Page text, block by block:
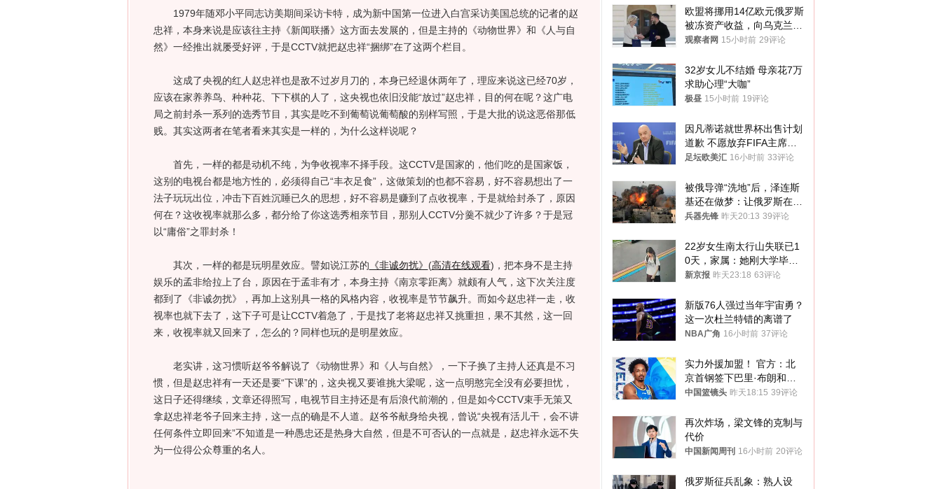
1979年随邓小平同志访美期间采访卡特，成为新中国第一位进入白宫采访美国总统的记者的赵
忠祥，本身来说是应该往主持《新闻联播》这方面去发展的，但是主持的《动物世界》和《人与自
然》一经推出就屡受好评，于是CCTV就把赵忠祥“捆绑”在了这两个栏目。
这成了央视的红人赵忠祥也是敌不过岁月刀的，本身已经退休两年了，理应来说这已经70岁，
应该在家养养鸟、种种花、下下棋的人了，这央视也依旧没能“放过”赵忠祥，目的何在呢？这广电
局之前封杀一系列的选秀节目，其实是吃不到葡萄说葡萄酸的别样写照，于是大批的说这恶俗那低
贱。其实这两者在笔者看来其实是一样的，为什么这样说呢？
首先，一样的都是动机不纯，为争收视率不择手段。这CCTV是国家的，他们吃的是国家饭，
这别的电视台都是地方性的，必须得自己“丰衣足食”，这做策划的也都不容易，好不容易想出了一
法子玩玩出位，冲击下百姓沉睡已久的思想，好不容易是赚到了点收视率，于是就给封杀了，原因
何在？这收视率就那么多，都分给了你这选秀相亲节目，那别人CCTV分羹不就少了许多？于是冠
以“庸俗”之罪封杀！
其次，一样的都是玩明星效应。譬如说江苏的 《非诚勿扰》 (高清在线观看) ，把本身不是主持
娱乐的孟非给拉上了台，原因在于孟非有才，本身主持《南京零距离》就颇有人气，这下次关注度
都到了《非诚勿扰》，再加上这别具一格的风格内容，收视率是节节飙升。而如今赵忠祥一走，收
视率也就下去了，这下子可是让CCTV着急了，于是找了老将赵忠祥又挑重担，果不其然，这一回
来，收视率就又回来了，怎么的？同样也玩的是明星效应。
老实讲，这习惯听赵爷爷解说了《动物世界》和《人与自然》，一下子换了主持人还真是不习
惯，但是赵忠祥有一天还是要“下课”的，这央视又要谁挑大梁呢，这一点明憨完全没有必要担忧，
这日子还得继续，文章还得照写，电视节目主持还是有后浪代前潮的，但是如今CCTV束手无策又
拿赵忠祥老爷子回来主持，这一点的确是不人道。赵爷爷献身给央视，曾说“央视有活儿干，会不讲
任何条件立即回来”不知道是一种愚忠还是热身大自然，但是不可否认的一点就是，赵忠祥永远不失
为一位得公众尊重的名人。
欧盟将挪用14亿欧元俄罗斯
被冻资产收益，向乌克兰提
供援助
观察者网 15小时前 29评论
32岁女儿不结婚 母亲花7万
求助心理“大咖”
极昼 15小时前 19评论
因凡蒂诺就世界杯出售计划
道歉 不愿放弃FIFA主席职
位
足坛欧美汇 16小时前 33评论
被俄导弹“洗地”后，泽连斯
基还在做梦：让俄罗斯在冬
季前求和？
兵器先锋 昨天20:13 39评论
22岁女生南太行山失联已1
0天，家属：她刚大学毕业
想到山里旅行
新京报 昨天23:18 63评论
新版76人强过当年宇宙勇？
这一次杜兰特错的离谱了
NBA广角 16小时前 37评论
实力外援加盟！ 官方：北
京首钢签下巴里·布朗和桑
普森
中国篮镜头 昨天18:15 39评论
再次炸场，梁文锋的克制与
代价
中国新闻周刊 16小时前 20评论
俄罗斯征兵乱象：熟人设